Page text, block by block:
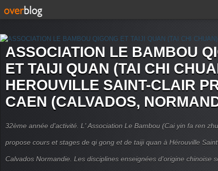
ASSOCIATION LE BAMBOU
ET TAIJI QUAN (TAI CHI
HEROUVILLE SAINT-CLAIR
CAEN (CALVADOS,
32ème année d'activité. L' Association Le Bambou (Cai yin fa ren
propose cours et stages de qi gong et de taiji quan à Hérouville
Calvados Normandie. Les disciplines enseignées d'origine chinoise